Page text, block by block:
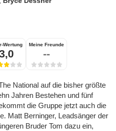
Wertung Meine Freunde
--
National auf die bisher größte
Jahren Bestehen und fünf
die Gruppe jetzt auch die
Matt Berninger, Leadsänger der
Bruder Tom dazu ein,